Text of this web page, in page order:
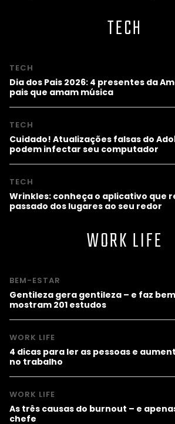
TECH
TECH
Dia dos Pais 2026: 4 presentes da
pais que amam música
TECH
Cuidado! Atualizações falsas do
podem infectar seu computador
TECH
Wrinkles: conheça o aplicativo que
passado dos lugares ao seu redor
WORK LIFE
BEM-ESTAR
Gentileza gera gentileza – e faz
mostram 201 estudos
WORK LIFE
4 dicas para ler as pessoas e
no trabalho
WORK LIFE
As três causas do burnout – e
chefe